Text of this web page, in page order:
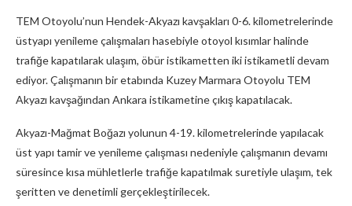
TEM Otoyolu’nun Hendek-Akyazı kavşakları 0-6. kilometrelerinde
üstyapı yenileme çalışmaları hasebiyle otoyol kısımlar halinde
trafiğe kapatılarak ulaşım, öbür istikametten iki istikametli devam
ediyor. Çalışmanın bir etabında Kuzey Marmara Otoyolu TEM
Akyazı kavşağından Ankara istikametine çıkış kapatılacak.
Akyazı-Mağmat Boğazı yolunun 4-19. kilometrelerinde yapılacak
üst yapı tamir ve yenileme çalışması nedeniyle çalışmanın devamı
süresince kısa mühletlerle trafiğe kapatılmak suretiyle ulaşım, tek
şeritten ve denetimli gerçekleştirilecek.